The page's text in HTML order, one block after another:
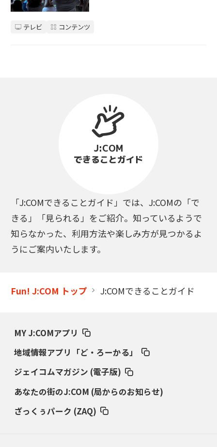
テレビ コンテンツ
J:COM
できることガイド
「J:COMできることガイド」では、J:COMの「で
きる」「見られる」をご紹介。知っているようで
知らなかった、利用方法や楽しみ方が見つかるよ
うにご案内いたします。
Fun! J:COM トップ J:COMできることガイド
MY J:COMアプリ
地域情報アプリ「ど・ろーかる」
ジェイコムマガジン (電子版)
あなたの街のJ:COM (局からのお知らせ)
ざっくぅパーク (ZAQ)